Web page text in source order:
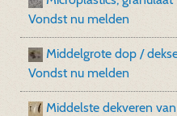
Vondst nu melden
Middelgrote dop /
Vondst nu melden
Middelste dekveren